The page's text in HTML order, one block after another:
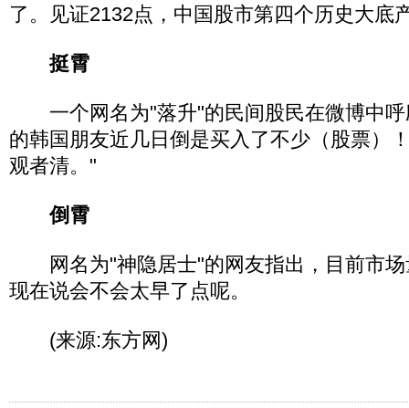
了。见证2132点，中国股市第四个历史大底
挺霄
一个网名为"落升"的民间股民在微博中呼
的韩国朋友近几日倒是买入了不少（股票）
观者清。"
倒霄
网名为"神隐居士"的网友指出，目前市场
现在说会不会太早了点呢。
(来源:东方网)